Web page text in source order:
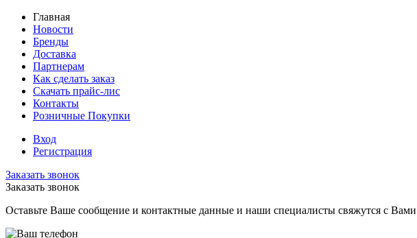
Главная
Новости
Бренды
Доставка
Партнерам
Как сделать заказ
Скачать прайс-лис
Контакты
Розничные Покупки
Вход
Регистрация
Заказать звонок
Заказать звонок
Оставьте Ваше сообщение и контактные данные и наши специалисты свяжутся с